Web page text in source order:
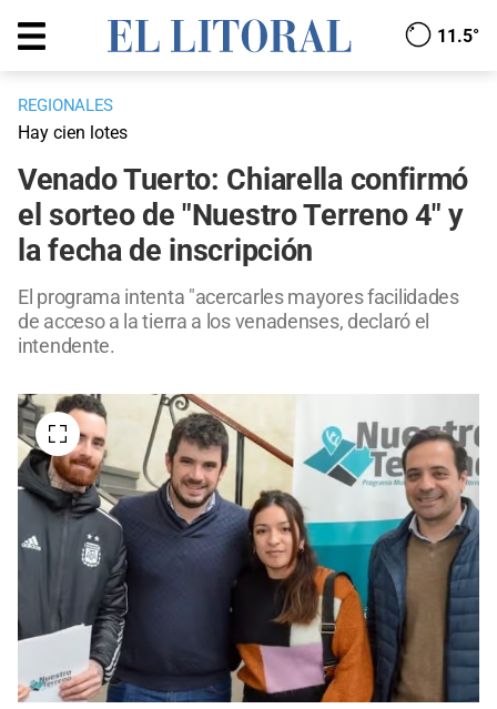
11.5°
REGIONALES
Hay cien lotes
Venado Tuerto: Chiarella confirmó
el sorteo de "Nuestro Terreno 4" y
la fecha de inscripción
El programa intenta "acercarles mayores facilidades
de acceso a la tierra a los venadenses, declaró el
intendente.